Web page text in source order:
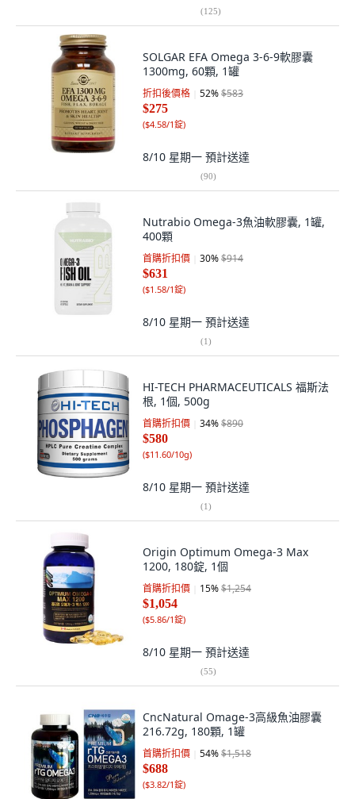
(125)
SOLGAR EFA Omega 3-6-9軟膠囊
1300mg, 60顆, 1罐
折扣後價格 52%$583
$275
($4.58/1錠)
8/10 星期一 預計送達
(90)
Nutrabio Omega-3魚油軟膠囊, 1罐,
400顆
首購折扣價 30%$914
$631
($1.58/1錠)
8/10 星期一 預計送達
(1)
HI-TECH PHARMACEUTICALS 福斯法
根, 1個, 500g
首購折扣價 34%$890
$580
($11.60/10g)
8/10 星期一 預計送達
(1)
Origin Optimum Omega-3 Max
1200, 180錠, 1個
首購折扣價 15%$1,254
$1,054
($5.86/1錠)
8/10 星期一 預計送達
(55)
CncNatural Omage-3高級魚油膠囊
216.72g, 180顆, 1罐
首購折扣價 54%$1,518
$688
($3.82/1錠)